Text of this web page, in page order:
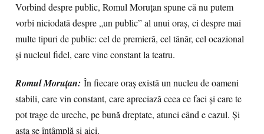
Vorbind despre public, Romul Moruțan spune că nu putem
vorbi niciodată despre „un public” al unui oraș, ci despre mai
multe tipuri de public: cel de premieră, cel tânăr, cel ocazional
și nucleul fidel, care vine constant la teatru.
Romul Moruțan: În fiecare oraș există un nucleu de oameni
stabili, care vin constant, care apreciază ceea ce faci și care te
pot trage de ureche, pe bună dreptate, atunci când e cazul. Și
asta se întâmplă și aici.